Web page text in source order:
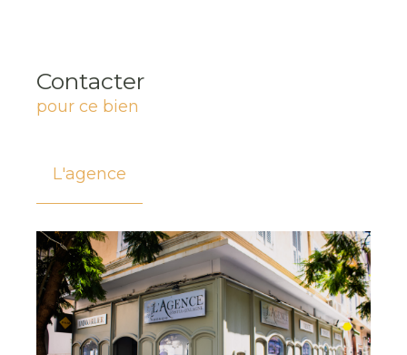
Contacter
pour ce bien
L'agence